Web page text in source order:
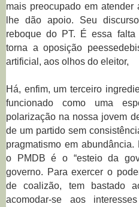
mais preocupado em
lhe dão apoio. Seu
reboque do PT. É essa
torna a oposição
artificial, aos olhos do eleitor,
Há, enfim, um terceiro
funcionado como uma
polarização na nossa jovem
de um partido sem
pragmatismo em
o PMDB é o “esteio da
governo. Para exercer o
de coalizão, tem bastado
acomodar-se aos